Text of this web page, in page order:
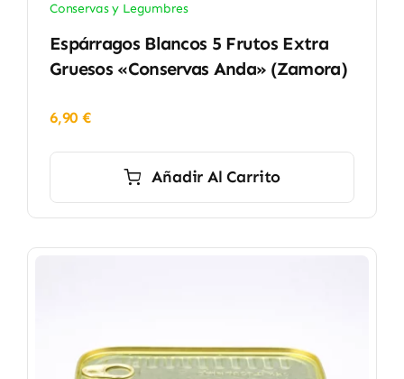
Conservas y Legumbres
Espárragos Blancos 5 Frutos Extra
Gruesos «Conservas Anda» (Zamora)
6,90€
Añadir Al Carrito